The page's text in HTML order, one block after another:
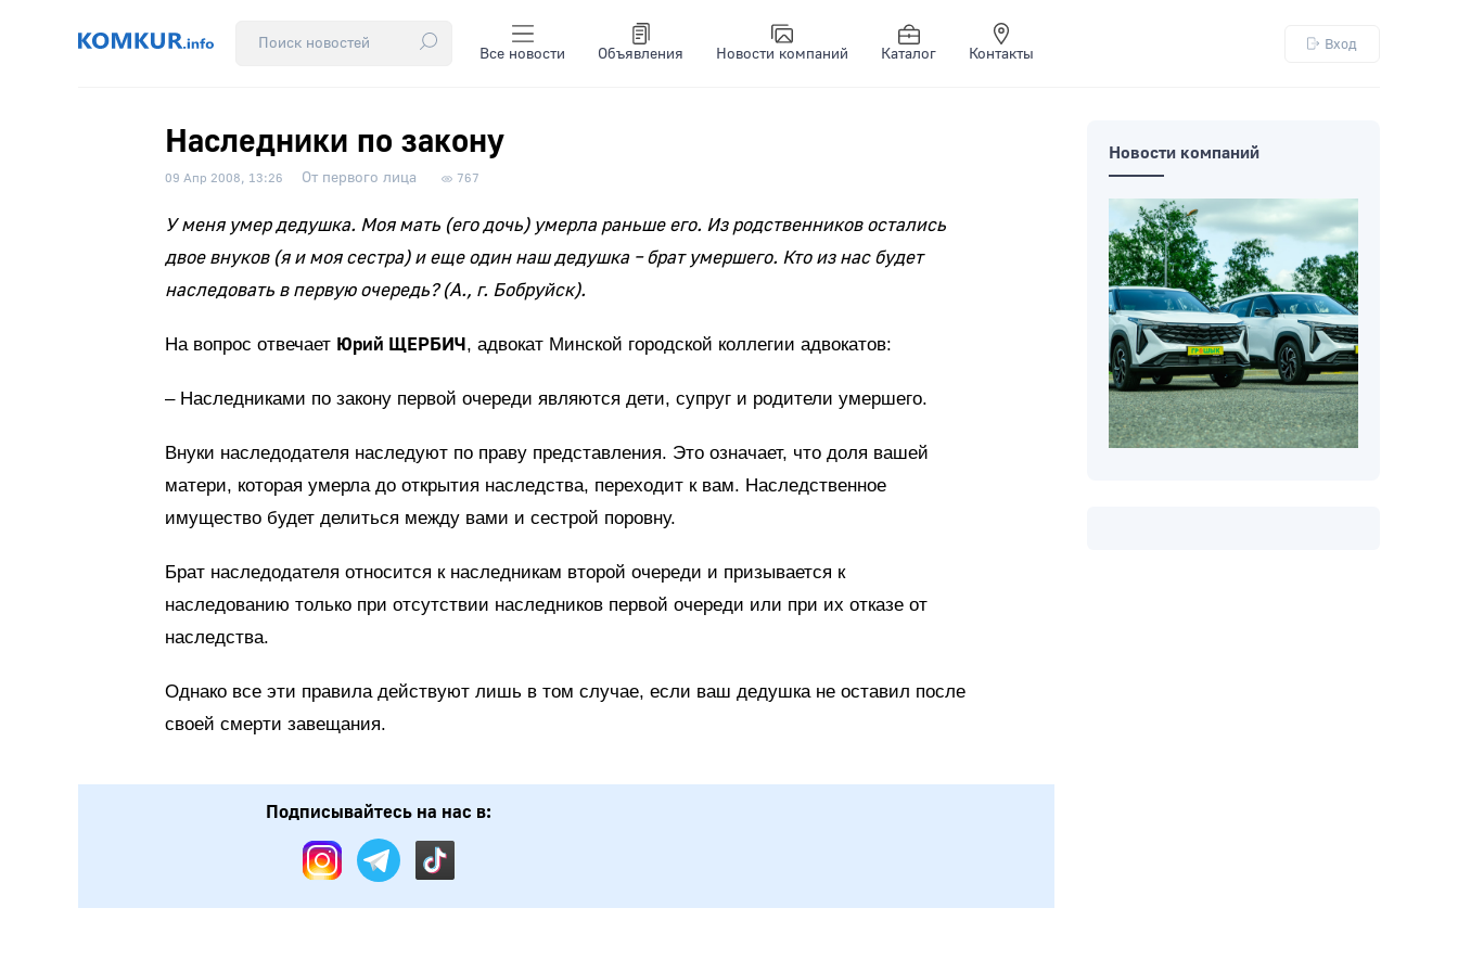
Все новости Объявления Новости компаний Каталог Контакты
Вход
Наследники по закону
09 Апр 2008, 13:26 От первого лица 767
У меня умер дедушка. Моя мать (его дочь) умерла раньше его. Из родственников остались
двое внуков (я и моя сестра) и еще один наш дедушка – брат умершего. Кто из нас будет
наследовать в первую очередь? (А., г. Бобруйск).
На вопрос отвечает Юрий ЩЕРБИЧ, адвокат Минской городской коллегии адвокатов:
– Наследниками по закону первой очереди являются дети, супруг и родители умершего.
Внуки наследодателя наследуют по праву представления. Это означает, что доля вашей
матери, которая умерла до открытия наследства, переходит к вам. Наследственное
имущество будет делиться между вами и сестрой поровну.
Брат наследодателя относится к наследникам второй очереди и призывается к
наследованию только при отсутствии наследников первой очереди или при их отказе от
наследства.
Однако все эти правила действуют лишь в том случае, если ваш дедушка не оставил после
своей смерти завещания.
Подписывайтесь на нас в:
Новости компаний